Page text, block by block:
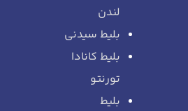
لندن
بلیط سیدنی
بلیط کانادا
تورنتو
بلیط